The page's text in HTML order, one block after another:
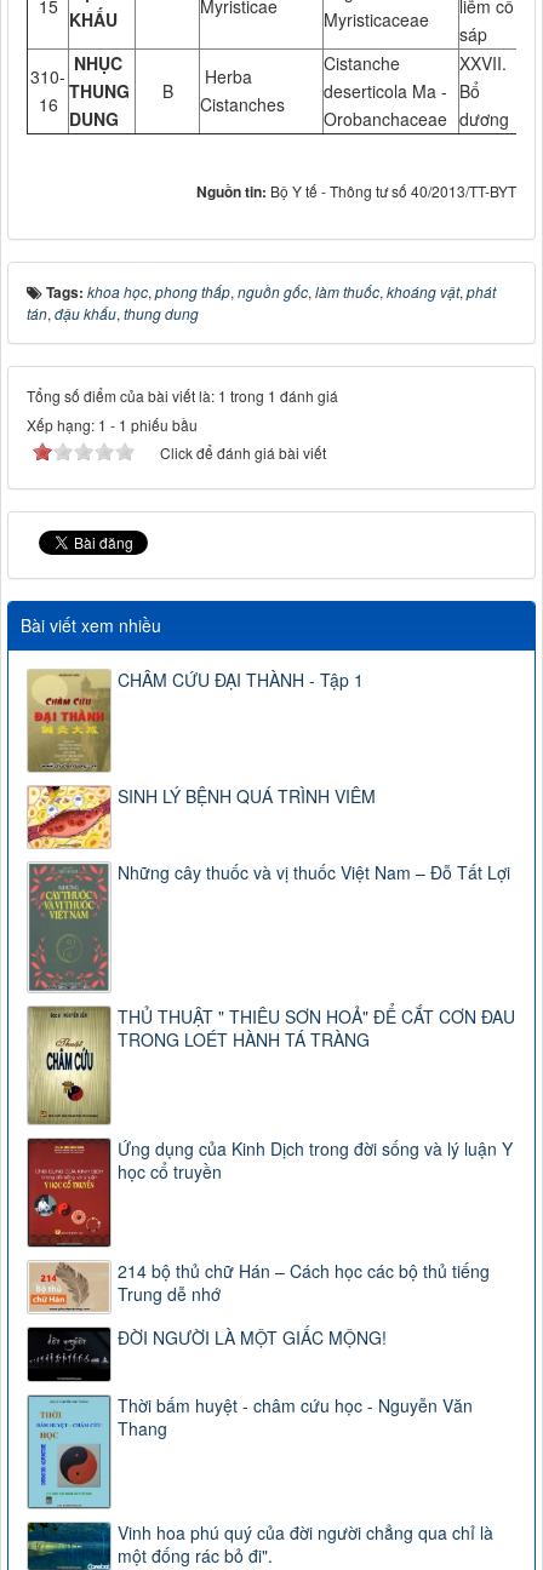
15
KHẤU
Myristicae
Myristicaceae
liễm cố
sáp
310-
16
NHỤC
THUNG
DUNG
B
Herba
Cistanches
Cistanche
deserticola Ma -
Orobanchaceae
XXVII.
Bổ
dương
Nguồn tin: Bộ Y tế - Thông tư số 40/2013/TT-BYT
Tags: khoa học, phong thấp, nguồn gốc, làm thuốc, khoáng vật, phát
tán, đậu khấu, thung dung
Tổng số điểm của bài viết là: 1 trong 1 đánh giá
Xếp hạng: 1 - 1 phiếu bầu
Click để đánh giá bài viết
Bài viết xem nhiều
CHÂM CỨU ĐẠI THÀNH - Tập 1
SINH LÝ BỆNH QUÁ TRÌNH VIÊM
Những cây thuốc và vị thuốc Việt Nam – Đỗ Tất Lợi
THỦ THUẬT " THIÊU SƠN HOẢ" ĐỂ CẮT CƠN ĐAU
TRONG LOÉT HÀNH TÁ TRÀNG
Ứng dụng của Kinh Dịch trong đời sống và lý luận Y
học cổ truyền
214 bộ thủ chữ Hán – Cách học các bộ thủ tiếng
Trung dễ nhớ
ĐỜI NGƯỜI LÀ MỘT GIẤC MỘNG!
Thời bấm huyệt - châm cứu học - Nguyễn Văn
Thang
Vinh hoa phú quý của đời người chẳng qua chỉ là
một đống rác bỏ đi".